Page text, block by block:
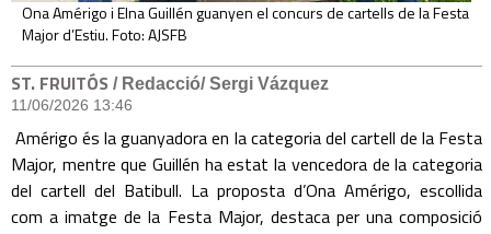
Ona Amérigo i Elna Guillén guanyen el concurs de cartells de la Festa
Major d’Estiu. Foto: AJSFB
ST. FRUITÓS / Redacció/ Sergi Vázquez
11/06/2026 13:46
Amérigo és la guanyadora en la categoria del cartell de la Festa
Major, mentre que Guillén ha estat la vencedora de la categoria
del cartell del Batibull. La proposta d’Ona Amérigo, escollida
com a imatge de la Festa Major, destaca per una composició